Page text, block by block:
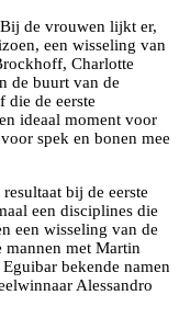
de vrouwen lijkt er,
een wisseling van
Charlotte
de buurt van de
die de eerste
ideaal moment voor
spek en bonen mee
bij de eerste
een disciplines die
een wisseling van de
mannen met Martin
bekende namen
Alessandro